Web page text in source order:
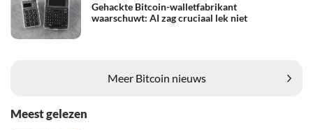
Gehackte Bitcoin-walletfabrikant
waarschuwt: AI zag cruciaal lek niet
Meer Bitcoin nieuws
Meest gelezen